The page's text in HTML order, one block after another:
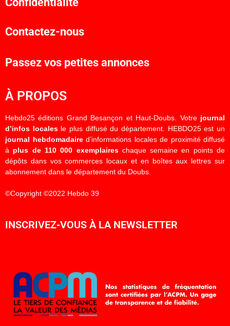
Contactez-nous
Passez vos petites annonces
À PROPOS
Hebdo25 éditions Grand Besançon et Haut-Doubs. Votre journal
d’infos localesle plus diffusé du département. HEBDO25 est un
journal hebdomadaired’informations locales de proximité diffusé
à plus de 110 000 exemplaireschaque semaine en points de
dépôts dans vos commerces locaux et en boîtes aux lettres sur
abonnement dans le département du Doubs.
©Copyright ©2022 Hebdo 39
INSCRIVEZ-VOUS À LA NEWSLETTER